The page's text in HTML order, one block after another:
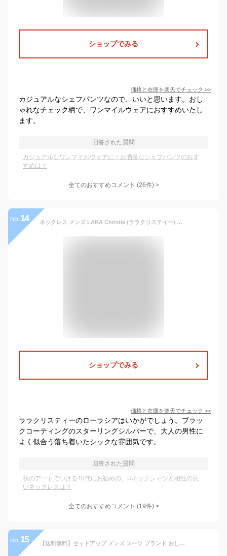
ショップでみる
価格と在庫を楽天でチェック >>
カジュアルなシェフパンツなので、いいと思います。おし
ゃれなチェック柄で、ワンマイルウェアにおすすめいたし
ます。
回答された質問
カジュアルなワンマイルウェアに！お洒落なシェフパンツのおす
すめは？
全てのおすすめコメント (26件) >
no. 14 ネックレス メンズ LARA Christie (ララクリスティー) ローラシア ネックレス [BLACK Label] シルバー925 silver 男性 誕生日プレゼント
ショップでみる
価格と在庫を楽天でチェック >>
ララクリスティーのローラシアはいかがでしょう。ブラッ
クコーティングのスターリングシルバーで、大人の男性に
よく似合う落ち着いたシックな雰囲気です。
回答された質問
秋のデートでつける40代にお勧めの、Uネックシャツと相性の良
いネックレスは？
全てのおすすめコメント (19件) >
no. 15 【送料無料】セットアップ メンズ スーツ ブランド おしゃれ テーラード ジャケット 上下セット 2点セット ストレッチ 伸縮性 大人 シンプル 無地 定番 カジュアルスーツ オフィスカジュアル ビジネス ゴルフウェア ブラック 父の日 VICCI 男 男性 服 20代 30代 40代 50代